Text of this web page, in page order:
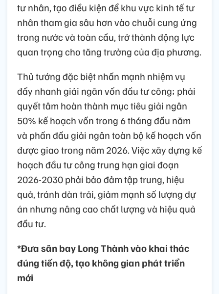
tư nhân, tạo điều kiện để khu vực kinh tế tư
nhân tham gia sâu hơn vào chuỗi cung ứng
trong nước và toàn cầu, trở thành động lực
quan trọng cho tăng trưởng của địa phương.
Thủ tướng đặc biệt nhấn mạnh nhiệm vụ
đẩy nhanh giải ngân vốn đầu tư công; phải
quyết tâm hoàn thành mục tiêu giải ngân
50% kế hoạch vốn trong 6 tháng đầu năm
và phấn đấu giải ngân toàn bộ kế hoạch vốn
được giao trong năm 2026. Việc xây dựng kế
hoạch đầu tư công trung hạn giai đoạn
2026-2030 phải bảo đảm tập trung, hiệu
quả, tránh dàn trải, giảm mạnh số lượng dự
án nhưng nâng cao chất lượng và hiệu quả
đầu tư.
*Đưa sân bay Long Thành vào khai thác
đúng tiến độ, tạo không gian phát triển
mới